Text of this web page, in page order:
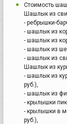
Стоимость
Шашлык из
- ребрышки-
- шашлык из
- шашлык из
- шашлык из
- шашлык из
Шашлык из
- шашлык из
руб.),
- шашлык из
- крылышки
- крылышки в
руб.),